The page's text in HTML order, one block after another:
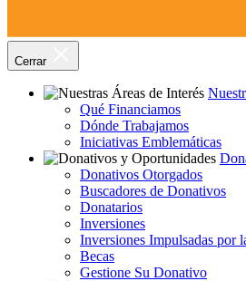
Cerrar
Qué Financiamos
Dónde Trabajamos
Iniciativas Emblemáticas
Donativos Otorgados
Buscadores de Donativos
Donatarios
Inversiones
Inversiones Impulsadas por
Becas
Gestione Su Donativo